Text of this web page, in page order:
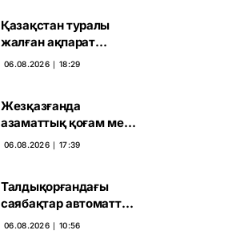
Қазақстан туралы
жалған ақпарат
таратқан дипфейктер
06.08.2026 ∣ 18:29
Жезқазғанда
азаматтық қоғам мен
партиялардың
06.08.2026 ∣ 17:39
Талдықорғандағы
саябақтар автоматты
жүйемен суарылады
06.08.2026 ∣ 10:56